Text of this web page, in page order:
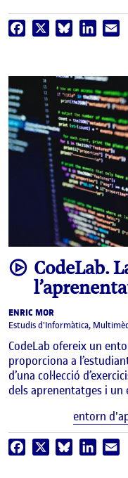
Facebook BlueskyLinkedIn
videoCodeLab.
ENRIC MOR
Estudis d'Informàtica,
CodeLab ofereix un
proporciona a
d’una col·lecció
dels aprenentatges i
entorn
Facebook BlueskyLinkedIn